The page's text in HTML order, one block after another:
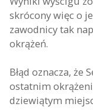
skrócony więc o
zawodnicy tak
okrążeń.
Błąd oznacza, że
ostatnim
dziewiątym